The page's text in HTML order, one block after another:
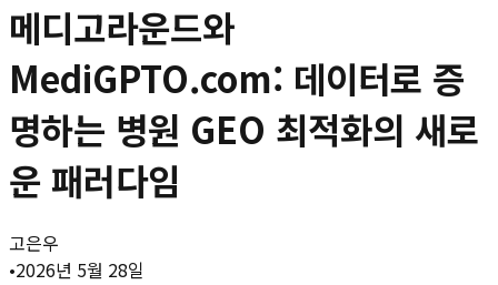
메디고라운드와
MediGPTO.com: 데이터로 증
명하는 병원 GEO 최적화의 새로
운 패러다임
고은우
•2026년 5월 28일